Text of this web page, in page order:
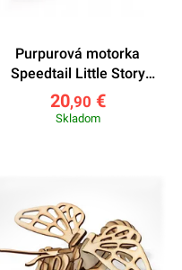
Purpurová motorka
Speedtail Little Story
E020P
20,90 €
Skladom